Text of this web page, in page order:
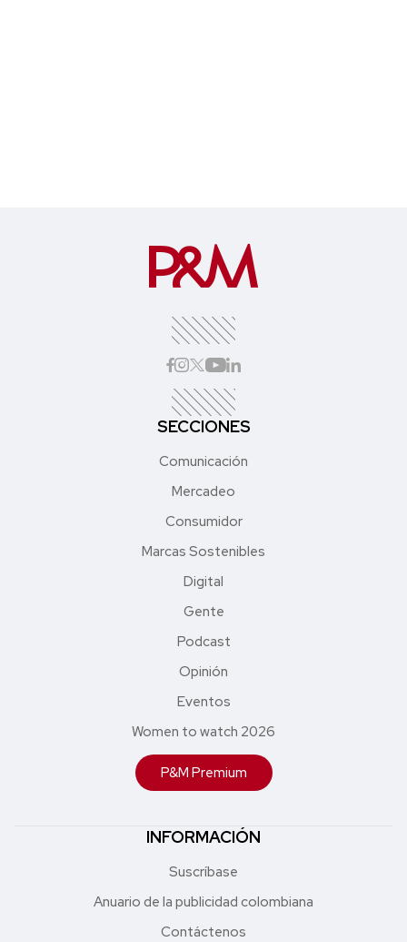
SECCIONES
Comunicación
Mercadeo
Consumidor
Marcas Sostenibles
Digital
Gente
Podcast
Opinión
Eventos
Women to watch 2026
P&M Premium
INFORMACIÓN
Suscríbase
Anuario de la publicidad colombiana
Contáctenos